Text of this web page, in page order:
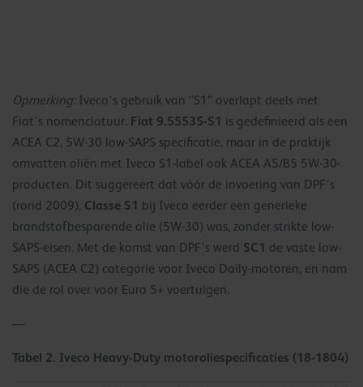
Opmerking:Iveco’s gebruik van “S1” overlapt deels met
Fiat’s nomenclatuur. Fiat 9.55535-S1 is gedefinieerd als een
ACEA C2, 5W-30 low-SAPS specificatie, maar in de praktijk
omvatten oliën met Iveco S1-label ook ACEA A5/B5 5W-30-
producten. Dit suggereert dat vóór de invoering van DPF’s
(rond 2009), Classe S1 bij Iveco eerder een generieke
brandstofbesparende olie (5W-30) was, zonder strikte low-
SAPS-eisen. Met de komst van DPF’s werd SC1 de vaste low-
SAPS (ACEA C2) categorie voor Iveco Daily-motoren, en nam
die de rol over voor Euro 5+ voertuigen.
—
Tabel 2. Iveco Heavy-Duty motoroliespecificaties (18-1804)